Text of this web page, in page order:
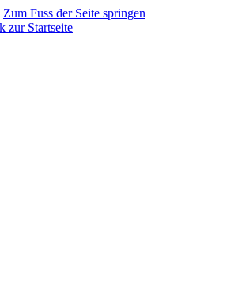
Zum Fuss der Seite springen